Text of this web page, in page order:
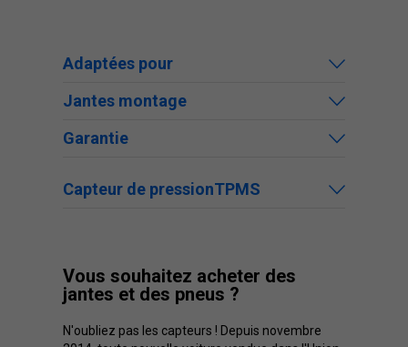
Adaptées pour
Jantes montage
Garantie
Capteur de pressionTPMS
Vous souhaitez acheter des
jantes et des pneus ?
N'oubliez pas les capteurs ! Depuis novembre